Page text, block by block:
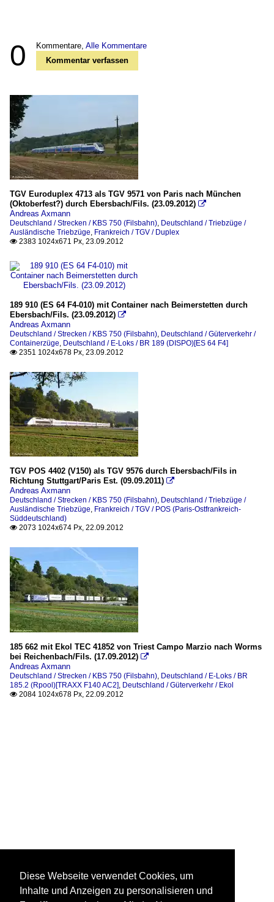
0 Kommentare, Alle Kommentare
Kommentar verfassen
TGV Euroduplex 4713 als TGV 9571 von Paris nach München
(Oktoberfest?) durch Ebersbach/Fils. (23.09.2012) 
Andreas Axmann
Deutschland / Strecken / KBS 750 (Filsbahn) Deutschland / Triebzüge /
Ausländische Triebzüge Frankreich / TGV / Duplex
 2383 1024x671 Px, 23.09.2012
189 910 (ES 64 F4-010) mit Container nach Beimerstetten durch
Ebersbach/Fils. (23.09.2012) 
Andreas Axmann
Deutschland / Strecken / KBS 750 (Filsbahn) Deutschland / Güterverkehr /
Containerzüge Deutschland / E-Loks / BR 189 (DISPO)[ES 64 F4]
 2351 1024x678 Px, 23.09.2012
TGV POS 4402 (V150) als TGV 9576 durch Ebersbach/Fils in
Richtung Stuttgart/Paris Est. (09.09.2011) 
Andreas Axmann
Deutschland / Strecken / KBS 750 (Filsbahn) Deutschland / Triebzüge /
Ausländische Triebzüge Frankreich / TGV / POS (Paris-Ostfrankreich-
Süddeutschland)
 2073 1024x674 Px, 22.09.2012
185 662 mit Ekol TEC 41852 von Triest Campo Marzio nach Worms
bei Reichenbach/Fils. (17.09.2012) 
Andreas Axmann
Deutschland / Strecken / KBS 750 (Filsbahn) Deutschland / E-Loks / BR
185.2 (Rpool)[TRAXX F140 AC2] Deutschland / Güterverkehr / Ekol
 2084 1024x678 Px, 22.09.2012
Diese Webseite verwendet Cookies, um
Inhalte und Anzeigen zu personalisieren und